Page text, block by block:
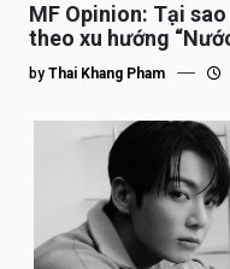
MF Opinion: Tại
theo xu hướng
by Thai Khang Pham